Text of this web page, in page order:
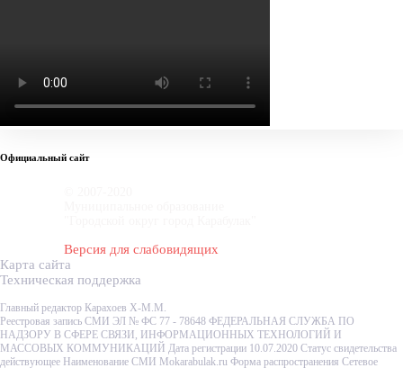
Официальный сайт
Версия для слабовидящих
Карта сайта
Техническая поддержка
Главный редактор Карахоев Х-М.М.
Реестровая запись СМИ ЭЛ № ФС 77 - 78648 ФЕДЕРАЛЬНАЯ СЛУЖБА ПО
НАДЗОРУ В СФЕРЕ СВЯЗИ, ИНФОРМАЦИОННЫХ ТЕХНОЛОГИЙ И
МАССОВЫХ КОММУНИКАЦИЙ Дата регистрации 10.07.2020 Статус свидетельства
действующее Наименование СМИ Mokarabulak.ru Форма распространения Сетевое